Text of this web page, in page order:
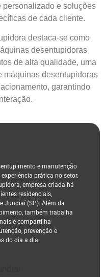
personalizado e soluções
de cada cliente.
destaca-se como
desentupidoras
de alta qualidade, uma
máquinas desentupidoras
garantindo
e manutenção
prática no setor.
empresa criada há
residenciais,
Jundiaí (SP). Além da
também trabalha
e compartilha
prevenção e
do dia a dia.